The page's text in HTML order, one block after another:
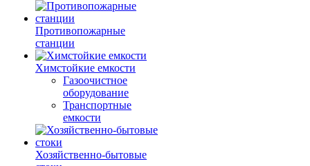
Противопожарные
станции
Химстойкие емкости
Газоочистное
оборудование
Транспортные
емкости
Хозяйственно-бытовые